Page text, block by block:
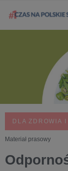
DLA ZDROWIA
Materiał prasowy